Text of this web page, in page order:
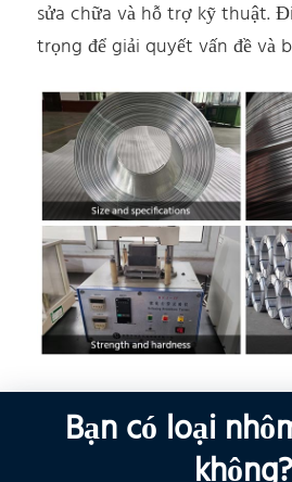
sửa chữa và hỗ trợ kỹ thuật.
trọng để giải quyết vấn đề và
Bạn có loại